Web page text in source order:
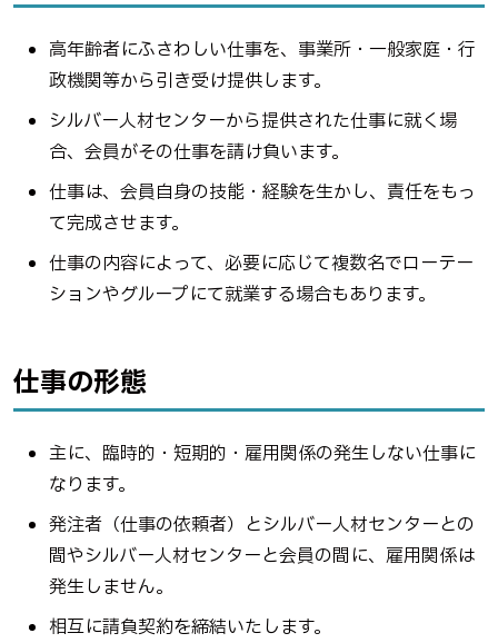
高年齢者にふさわしい仕事を、事業所・一般家庭・行
政機関等から引き受け提供します。
シルバー人材センターから提供された仕事に就く場
合、会員がその仕事を請け負います。
仕事は、会員自身の技能・経験を生かし、責任をもっ
て完成させます。
仕事の内容によって、必要に応じて複数名でローテー
ションやグループにて就業する場合もあります。
仕事の形態
主に、臨時的・短期的・雇用関係の発生しない仕事に
なります。
発注者（仕事の依頼者）とシルバー人材センターとの
間やシルバー人材センターと会員の間に、雇用関係は
発生しません。
相互に請負契約を締結いたします。